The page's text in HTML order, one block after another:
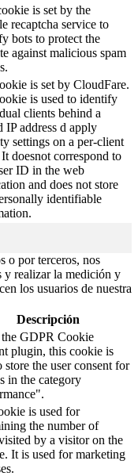
is set by the
recaptcha service to
bots to protect the
against malicious spam
is set by CloudFare.
is used to identify
clients behind a
IP address d apply
settings on a per-client
doesnot correspond to
ID in the web
and does not store
identifiable
o por terceros, nos
y realizar la medición y
los usuarios de nuestra
Descripción
the GDPR Cookie
plugin, this cookie is
store the user consent for
in the category
is used for
the number of
by a visitor on the
It is used for marketing